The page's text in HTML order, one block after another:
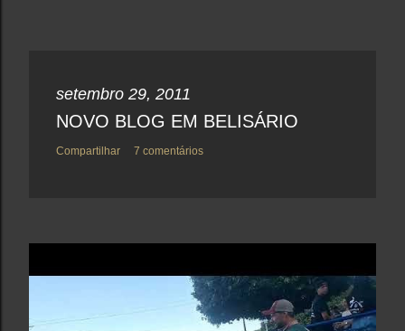
setembro 29, 2011
NOVO BLOG EM BELISÁRIO
Compartilhar 7 comentários